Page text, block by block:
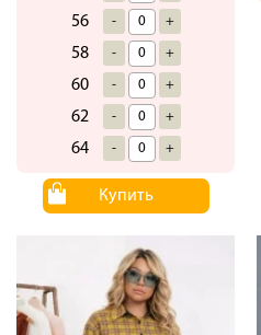
56 - +
58 - +
60 - +
62 - +
64 - +
Купить